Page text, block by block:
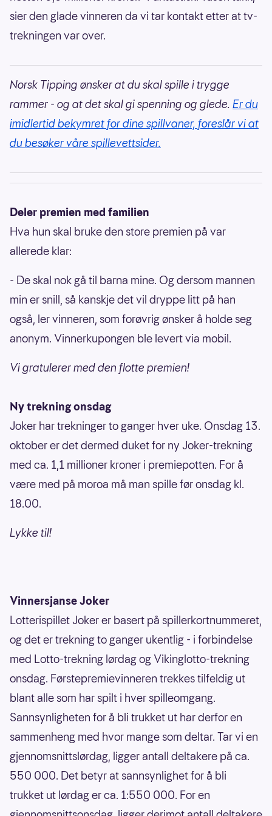
sier den glade vinneren da vi tar kontakt etter at tv-
trekningen var over.
Norsk Tipping ønsker at du skal spille i trygge
rammer - og at det skal gi spenning og glede. Er du
imidlertid bekymret for dine spillvaner, foreslår vi at
du besøker våre spillevettsider.
Deler premien med familien
Hva hun skal bruke den store premien på var
allerede klar:
- De skal nok gå til barna mine. Og dersom mannen
min er snill, så kanskje det vil dryppe litt på han
også, ler vinneren, som forøvrig ønsker å holde seg
anonym. Vinnerkupongen ble levert via mobil.
Vi gratulerer med den flotte premien!
Ny trekning onsdag
Joker har trekninger to ganger hver uke. Onsdag 13.
oktober er det dermed duket for ny Joker-trekning
med ca. 1,1 millioner kroner i premiepotten. For å
være med på moroa må man spille før onsdag kl.
18.00.
Lykke til!
Vinnersjanse Joker
Lotterispillet Joker er basert på spillerkortnummeret,
og det er trekning to ganger ukentlig - i forbindelse
med Lotto-trekning lørdag og Vikinglotto-trekning
onsdag. Førstepremievinneren trekkes tilfeldig ut
blant alle som har spilt i hver spilleomgang.
Sannsynligheten for å bli trukket ut har derfor en
sammenheng med hvor mange som deltar. Tar vi en
gjennomsnittslørdag, ligger antall deltakere på ca.
550 000. Det betyr at sannsynlighet for å bli
trukket ut lørdag er ca. 1:550 000. For en